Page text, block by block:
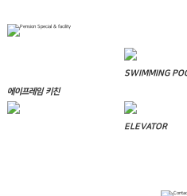
에이프레임 키친
SWIMMING
ELEVATOR